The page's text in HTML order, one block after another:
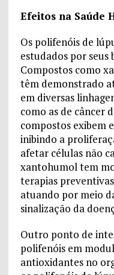
Efeitos na Saúde
Os polifenóis de
estudados por seus
Compostos como
têm demonstrado
em diversas
como as de câncer
compostos exibem
inibindo a
afetar células não
xantohumol tem
terapias
atuando por meio
sinalização da
Outro ponto de
polifenóis em
antioxidantes no